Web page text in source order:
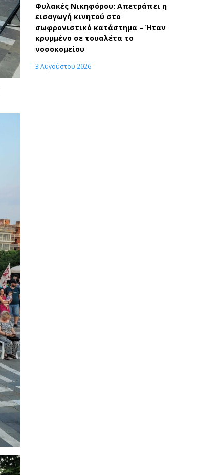
Φυλακές Νικηφόρου: Απετράπει η
εισαγωγή κινητού στο
σωφρονιστικό κατάστημα – Ήταν
κρυμμένο σε τουαλέτα το
νοσοκομείου
3 Αυγούστου 2026